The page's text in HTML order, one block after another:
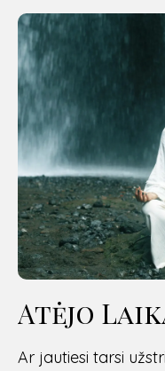
Atėjo
Ar jautiesi tarsi